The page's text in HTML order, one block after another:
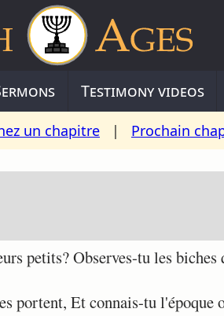
Testimony videos
un chapitre | Prochain
petits? Observes-tu les
portent, Et connais-tu l'époque